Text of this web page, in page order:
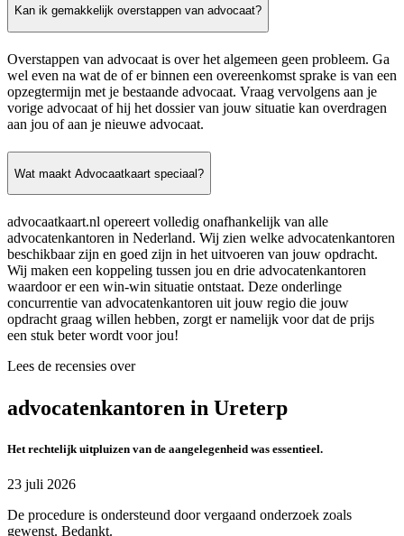
Kan ik gemakkelijk overstappen van advocaat?
Overstappen van advocaat is over het algemeen geen probleem. Ga
wel even na wat de of er binnen een overeenkomst sprake is van een
opzegtermijn met je bestaande advocaat. Vraag vervolgens aan je
vorige advocaat of hij het dossier van jouw situatie kan overdragen
aan jou of aan je nieuwe advocaat.
Wat maakt Advocaatkaart speciaal?
advocaatkaart.nl opereert volledig onafhankelijk van alle
advocatenkantoren in Nederland. Wij zien welke advocatenkantoren
beschikbaar zijn en goed zijn in het uitvoeren van jouw opdracht.
Wij maken een koppeling tussen jou en drie advocatenkantoren
waardoor er een win-win situatie ontstaat. Deze onderlinge
concurrentie van advocatenkantoren uit jouw regio die jouw
opdracht graag willen hebben, zorgt er namelijk voor dat de prijs
een stuk beter wordt voor jou!
Lees de recensies over
advocatenkantoren in Ureterp
Het rechtelijk uitpluizen van de aangelegenheid was essentieel.
23 juli 2026
De procedure is ondersteund door vergaand onderzoek zoals
gewenst. Bedankt.